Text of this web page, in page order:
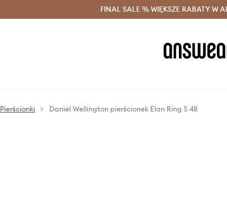
Oszczędzaj z Answear Club >
FINAL SALE % WIĘKSZE RABATY W
Pierścionki Daniel Wellington pierścionek Elan Ring S 48